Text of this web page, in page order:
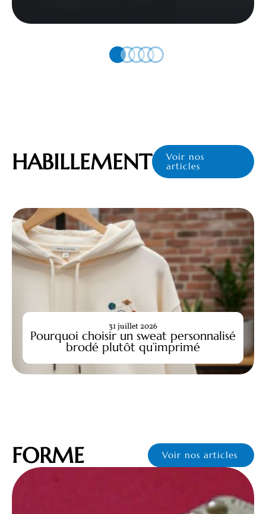
HABILLEMENT
Voir nos
articles
Pourquoi choisir un sweat personnalisé
brodé plutôt qu’imprimé
31 juillet 2026
FORME Voir nos articles